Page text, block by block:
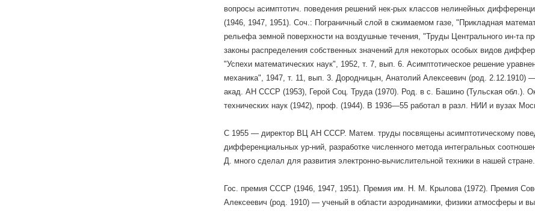
вопросы асимптотич. поведения решений нек-рых классов нелинейных
(1946, 1947, 1951). Соч.: Пограничный слой в сжимаемом газе, "Прикладная
рельефа земной поверхности на воздушные течения, "Труды Центрального ин-та
законы распределения собственных значений для некоторых особых видов
"Успехи математических наук", 1952, т. 7, вып. 6. Асимптотическое решение
механика", 1947, т. 11, вып. 3. Дородницын, Анатолий Алексеевич (род. 2.12.1910)
акад. АН СССР (1953), Герой Соц. Труда (1970). Род. в с. Башино (Тульская обл.).
технических наук (1942), проф. (1944). В 1936—55 работал в разл. НИИ и вузах
С 1955 — директор ВЦ АН СССР. Матем. труды посвящены асимптотическому
дифференциальных ур-ний, разработке численного метода интегральных
Д. много сделал для развития электронно-вычислительной техники в нашей стране.
Гос. премия СССР (1946, 1947, 1951). Премия им. Н. М. Крылова (1972). Премия
Алексеевич (род. 1910) — ученый в области аэродинамики, физики атмосферы и